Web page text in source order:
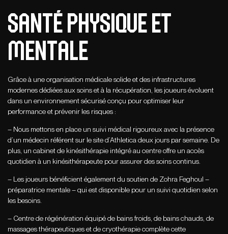
Santé physique et
mentale
Grâce à une organisation médicale solide et des infrastructures
modernes dédiées aux soins et à la récupération, les joueurs évoluent
dans un environnement sécurisé conçu pour optimiser leur
performance et prévenir les risques :
– Nous mettons en place un suivi médical rigoureux avec la présence
d’un médecin référent sur le site d’Athletica deux jours par semaine. De
plus, un cabinet de kinésithérapie intégré au centre offre un accès
quotidien à un kinésithérapeute pour assurer des soins continus.
– Les joueurs bénéficient également du soutien de Zohra Feghoul –
préparatrice mentale – qui est disponible pour un suivi quotidien selon
les besoins.
– Centre de régénération équipé de bains froids, de bains chauds, de
massages thérapeutiques et de cryothérapie complète cette